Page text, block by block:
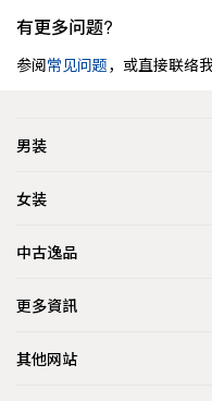
有更多问题?
参阅常见问题，或直接联络
男装
女装
中古逸品
更多資訊
其他网站